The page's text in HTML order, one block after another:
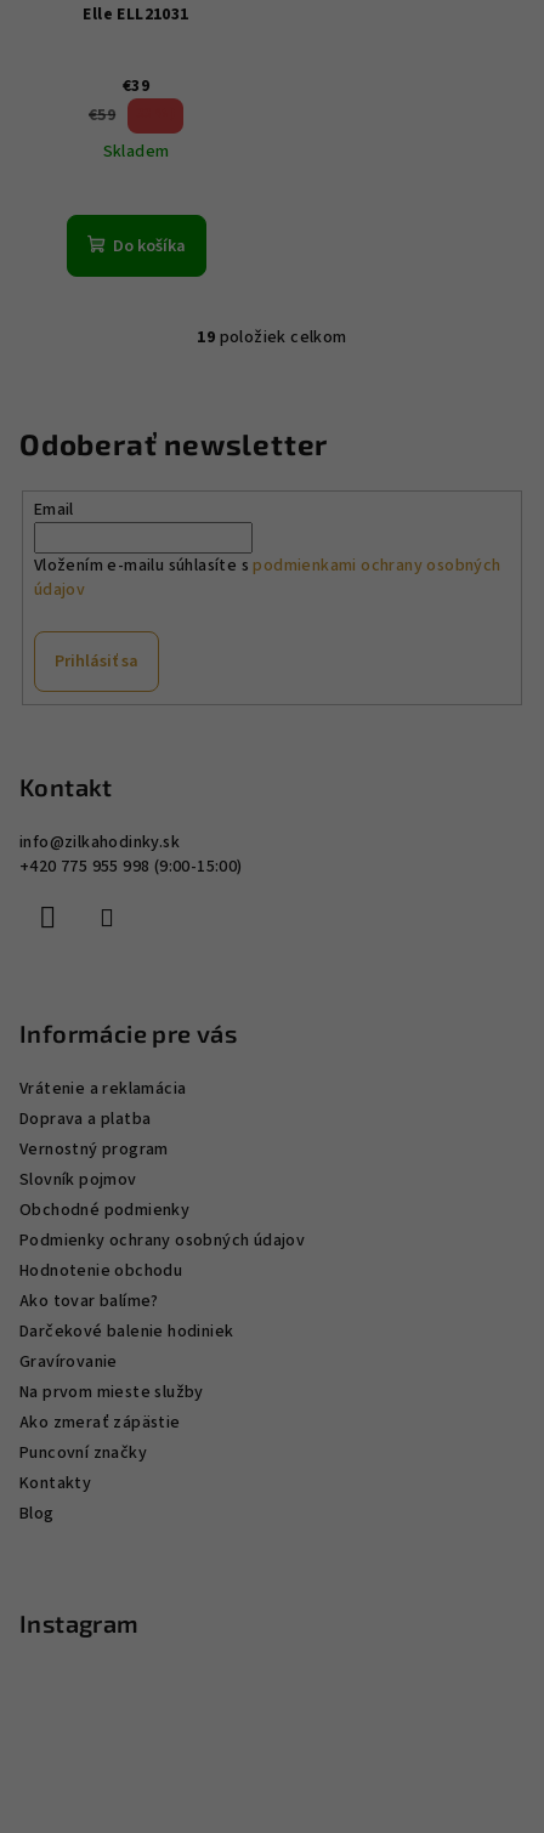
Elle ELL21031
€39
€59
Skladem
Do košíka
O
á
d
a
e
y
19 položiek celkom
Odoberať newsletter
Email
Vložením e-mailu súhlasíte spodmienkami ochrany osobných
údajov
Prihlásiť sa
Kontakt
info@zilkahodinky.sk
+420 775 955 998 (9:00-15:00)
Informácie pre vás
Vrátenie a reklamácia
Doprava a platba
Vernostný program
Slovník pojmov
Obchodné podmienky
Podmienky ochrany osobných údajov
Hodnotenie obchodu
Ako tovar balíme?
Darčekové balenie hodiniek
Gravírovanie
Na prvom mieste služby
Ako zmerať zápästie
Puncovní značky
Kontakty
Blog
Instagram